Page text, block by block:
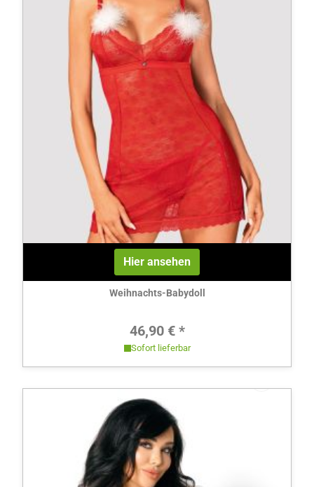
Hier ansehen
Weihnachts-Babydoll
Regulärer Preis:
46,90 € *
Sofort lieferbar